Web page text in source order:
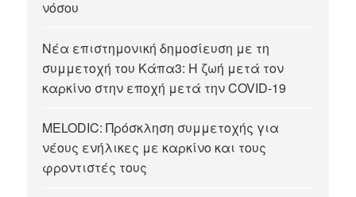
νόσου
Νέα επιστημονική δημοσίευση με τη
συμμετοχή του Κάπα3: Η ζωή μετά τον
καρκίνο στην εποχή μετά την COVID-19
MELODIC: Πρόσκληση συμμετοχής για
νέους ενήλικες με καρκίνο και τους
φροντιστές τους